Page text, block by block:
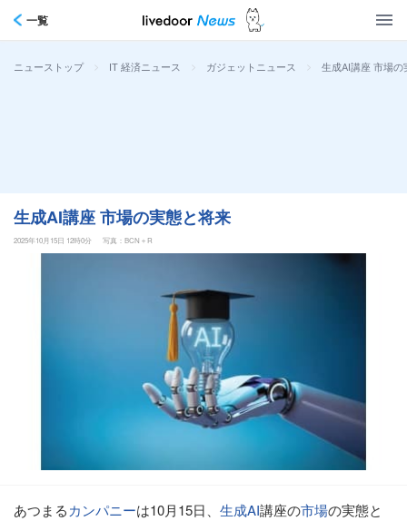
一覧
ニューストップ > IT 経済ニュース > ガジェットニュース > 生成AI講座 市場の
生成AI講座 市場の実態と将来
2025年10月15日 12時0分 写真：BCN＋R
あつまるカンパニーは10月15日、 生成AI講座の市場の実態と